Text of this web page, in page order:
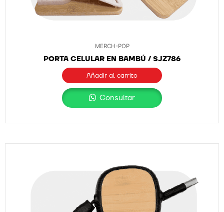
MERCH-POP
PORTA CELULAR EN BAMBÚ / SJZ786
Añadir al carrito
Consultar